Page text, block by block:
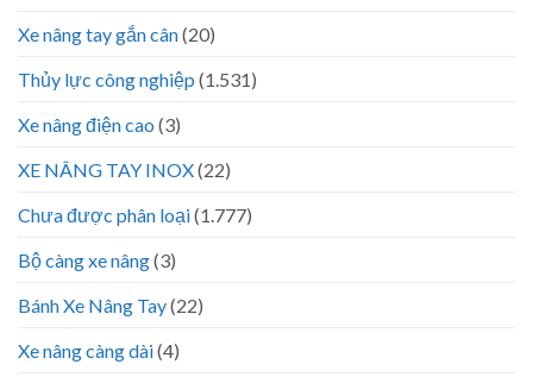
Xe nâng tay gắn cân(20)
Thủy lực công nghiệp (1.531)
Xe nâng điện cao (3)
XE NÂNG TAY INOX(22)
Chưa được phân loại(1.777)
Bộ càng xe nâng(3)
Bánh Xe Nâng Tay(22)
Xe nâng càng dài(4)